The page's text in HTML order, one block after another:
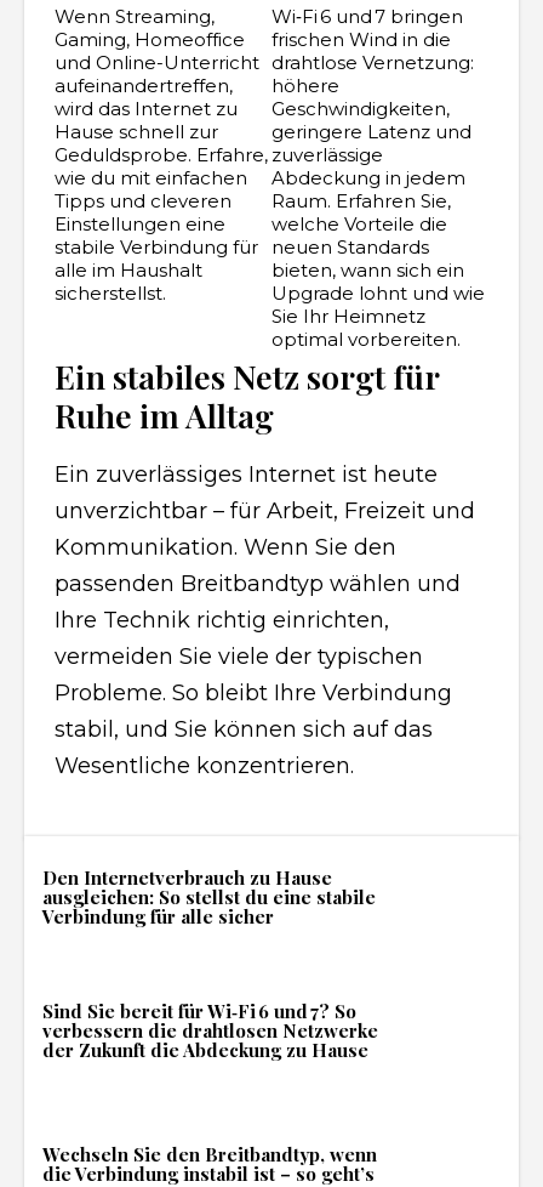
Wenn Streaming,
Gaming, Homeoffice
und Online-Unterricht
aufeinandertreffen,
wird das Internet zu
Hause schnell zur
Geduldsprobe. Erfahre,
wie du mit einfachen
Tipps und cleveren
Einstellungen eine
stabile Verbindung für
alle im Haushalt
sicherstellst.
Wi‑Fi 6 und 7 bringen
frischen Wind in die
drahtlose Vernetzung:
höhere
Geschwindigkeiten,
geringere Latenz und
zuverlässige
Abdeckung in jedem
Raum. Erfahren Sie,
welche Vorteile die
neuen Standards
bieten, wann sich ein
Upgrade lohnt und wie
Sie Ihr Heimnetz
optimal vorbereiten.
Ein stabiles Netz sorgt für
Ruhe im Alltag
Ein zuverlässiges Internet ist heute
unverzichtbar – für Arbeit, Freizeit und
Kommunikation. Wenn Sie den
passenden Breitbandtyp wählen und
Ihre Technik richtig einrichten,
vermeiden Sie viele der typischen
Probleme. So bleibt Ihre Verbindung
stabil, und Sie können sich auf das
Wesentliche konzentrieren.
Den Internetverbrauch zu Hause
ausgleichen: So stellst du eine stabile
Verbindung für alle sicher
Sind Sie bereit für Wi‑Fi 6 und 7? So
verbessern die drahtlosen Netzwerke
der Zukunft die Abdeckung zu Hause
Wechseln Sie den Breitbandtyp, wenn
die Verbindung instabil ist – so geht’s